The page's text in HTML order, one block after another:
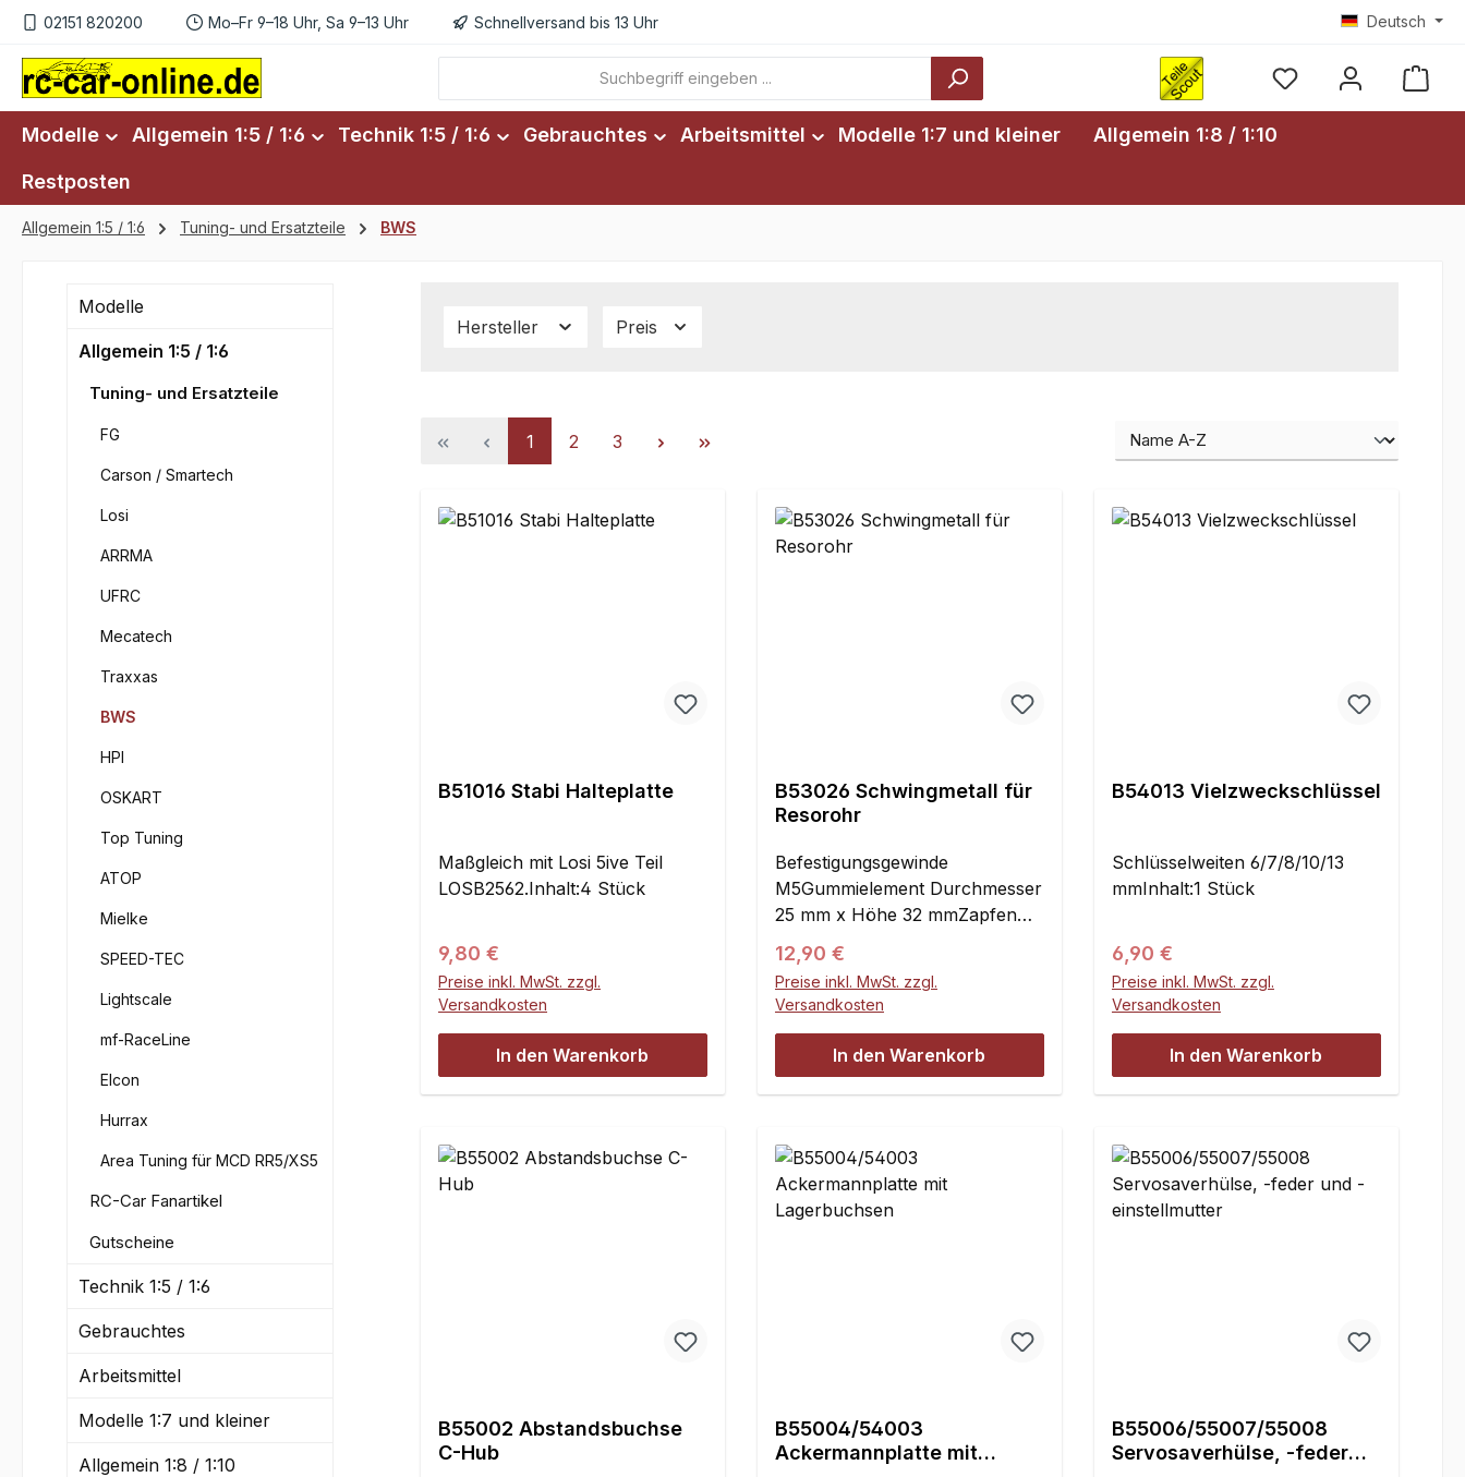
Hauptinhalt springen
Zur Suche springen
Zur Hauptnavigation springen
02151 820200 Mo–Fr 9–18 Uhr, Sa 9–13 Uhr Schnellversand bis 13 Uhr Deutsch
Modelle Allgemein 1:5 / 1:6 Technik 1:5 / 1:6 Gebrauchtes Arbeitsmittel Modelle 1:7 und kleiner Allgemein 1:8 / 1:10
Restposten
Allgemein 1:5 / 1:6 Tuning- und Ersatzteile BWS
Modelle
Allgemein 1:5 / 1:6
Tuning- und Ersatzteile
FG
Carson / Smartech
Losi
ARRMA
UFRC
Mecatech
Traxxas
BWS
HPI
OSKART
Top Tuning
ATOP
Mielke
SPEED-TEC
Lightscale
mf-RaceLine
Elcon
Hurrax
Area Tuning für MCD RR5/XS5
RC-Car Fanartikel
Gutscheine
Technik 1:5 / 1:6
Gebrauchtes
Arbeitsmittel
Modelle 1:7 und kleiner
Allgemein 1:8 / 1:10
Hersteller Preis
Seite
1 Seite
2 Seite
3
B51016 Stabi Halteplatte
Maßgleich mit Losi 5ive Teil
LOSB2562.Inhalt:4 Stück
Regulärer Preis:
9,80 €
Preise inkl. MwSt. zzgl.
Versandkosten
In den Warenkorb
B53026 Schwingmetall für
Resorohr
Befestigungsgewinde
M5Gummielement Durchmesser
25 mm x Höhe 32 mmZapfen
für Karosserieclip mit 6 mm
Durchmesser und 2 mm
Bohrung.Inhalt:1 Stück
Regulärer Preis:
12,90 €
Preise inkl. MwSt. zzgl.
Versandkosten
In den Warenkorb
B54013 Vielzweckschlüssel
Schlüsselweiten 6/7/8/10/13
mmInhalt:1 Stück
Regulärer Preis:
6,90 €
Preise inkl. MwSt. zzgl.
Versandkosten
In den Warenkorb
B55002 Abstandsbuchse
C-Hub
B55004/54003
Ackermannplatte mit
B55006/55007/55008
Servosaverhülse, -feder